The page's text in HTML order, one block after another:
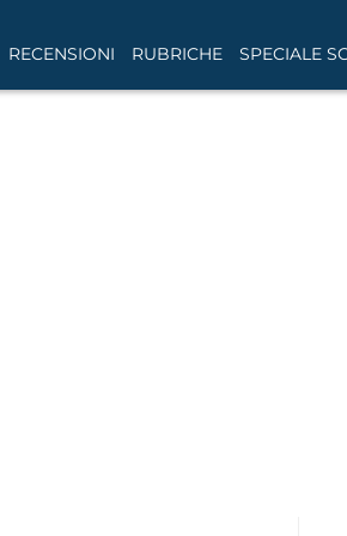
RECENSIONI RUBRICHE SPECIALE